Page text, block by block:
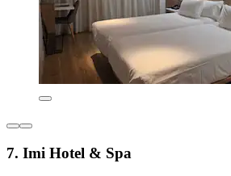
7. Imi Hotel & Spa